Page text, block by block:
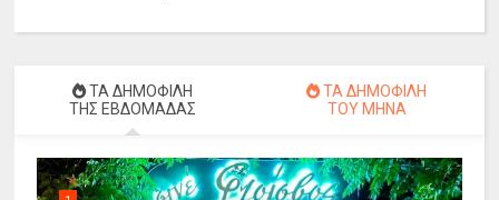
ΤΑ ΔΗΜΟΦΙΛΗ
ΤΗΣ ΕΒΔΟΜΑΔΑΣ
ΤΑ ΔΗΜΟΦΙΛΗ
ΤΟΥ ΜΗΝΑ